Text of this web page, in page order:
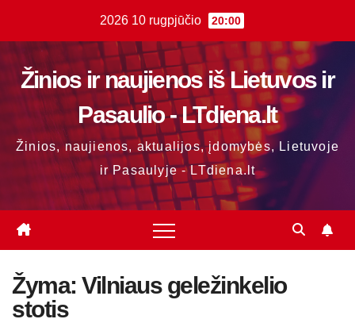
content
2026 10 rugpjūčio 20:00
Žinios ir naujienos iš Lietuvos ir
Pasaulio - LTdiena.lt
Žinios, naujienos, aktualijos, įdomybės, Lietuvoje
ir Pasaulyje - LTdiena.lt
Žyma: Vilniaus geležinkelio
stotis